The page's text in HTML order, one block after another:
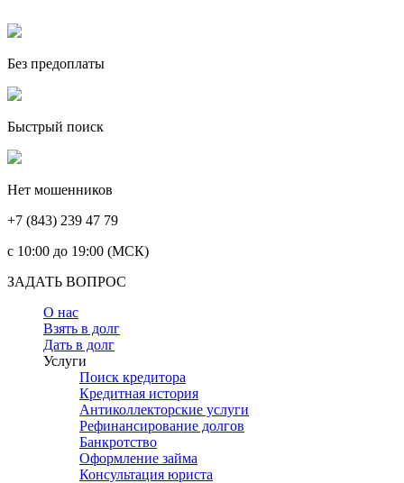
Без предоплаты
Быстрый поиск
Нет мошенников
+7 (843) 239 47 79
c 10:00 до 19:00 (МСК)
ЗАДАТЬ ВОПРОС
О нас
Взять в долг
Дать в долг
Услуги
Поиск кредитора
Кредитная история
Антиколлекторские услуги
Рефинансирование долгов
Банкротство
Оформление займа
Консультация юриста